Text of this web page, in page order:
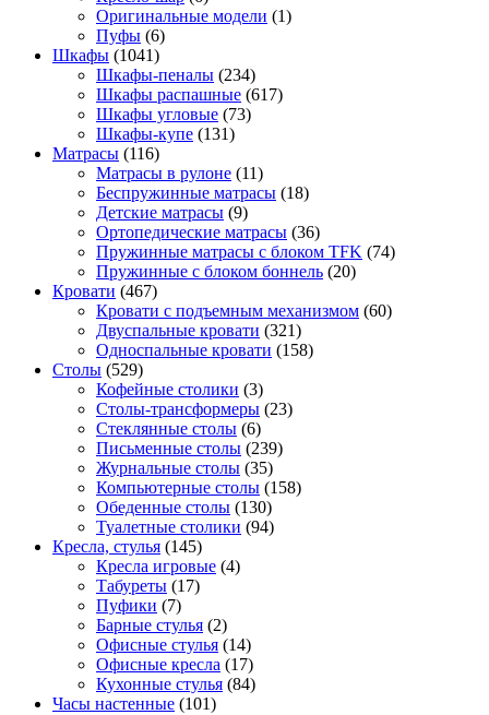
Оригинальные модели (1)
Пуфы (6)
Шкафы (1041)
Шкафы-пеналы (234)
Шкафы распашные (617)
Шкафы угловые (73)
Шкафы-купе (131)
Матрасы (116)
Матрасы в рулоне (11)
Беспружинные матрасы (18)
Детские матрасы (9)
Ортопедические матрасы (36)
Пружинные матрасы с блоком TFK (74)
Пружинные с блоком боннель (20)
Кровати (467)
Кровати с подъемным механизмом (60)
Двуспальные кровати (321)
Односпальные кровати (158)
Столы (529)
Кофейные столики (3)
Столы-трансформеры (23)
Стеклянные столы (6)
Письменные столы (239)
Журнальные столы (35)
Компьютерные столы (158)
Обеденные столы (130)
Туалетные столики (94)
Кресла, стулья (145)
Кресла игровые (4)
Табуреты (17)
Пуфики (7)
Барные стулья (2)
Офисные стулья (14)
Офисные кресла (17)
Кухонные стулья (84)
Часы настенные (101)